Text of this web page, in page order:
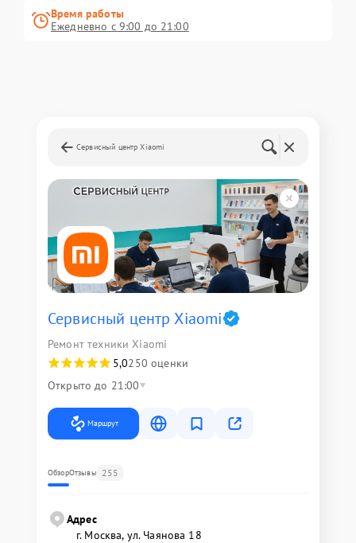
Время работы
Ежедневно с 9:00 до 21:00
Сервисный центр Xiaomi
Сервисный центр Xiaomi
Ремонт техники Xiaomi
5,0250 оценки
Открыто до 21:00
Маршрут
ОбзорОтзывы 255
Адрес
г. Москва, ул. Чаянова 18